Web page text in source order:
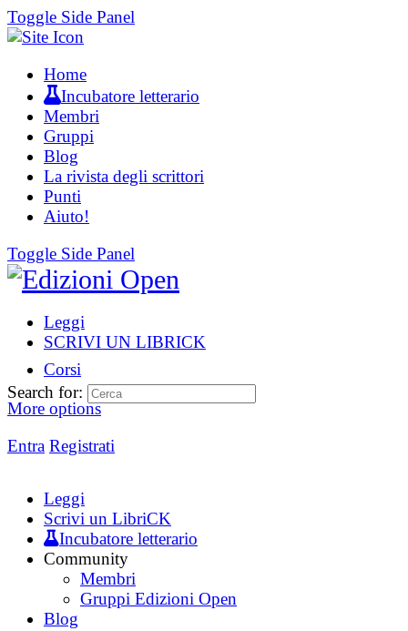
Toggle Side Panel
Home
Incubatore letterario
Membri
Gruppi
Blog
La rivista degli scrittori
Punti
Aiuto!
Toggle Side Panel
Leggi
SCRIVI UN LIBRICK
Corsi
More options
Entra Registrati
Search for:
Leggi
Scrivi un LibriCK
Incubatore letterario
Community
Membri
Gruppi Edizioni Open
Blog